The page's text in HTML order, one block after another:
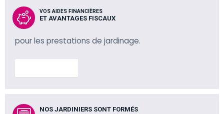
VOS AIDES FINANCIÈRES
ET AVANTAGES FISCAUX
pour les prestations de jardinage.
NOS JARDINIERS SONT FORMÉS